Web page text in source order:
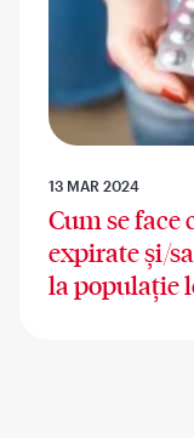
13 MAR 2024
Cum se
expirate și/
la populație